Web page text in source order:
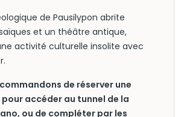
de Pausilypon abrite
et un théâtre antique,
activité culturelle insolite avec
de réserver une
accéder au tunnel de la
ou de compléter par les